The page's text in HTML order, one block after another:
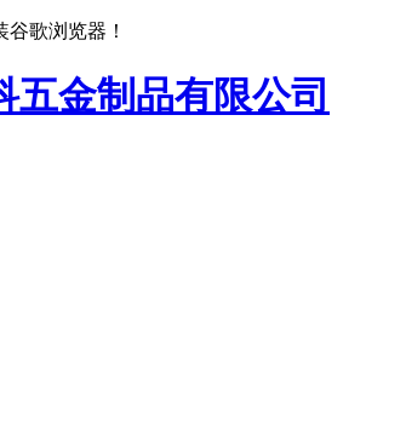
歌浏览器！